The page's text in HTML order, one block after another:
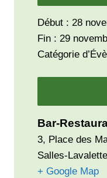
Début : 28
Fin : 29
Catégorie
Bar-
3, Place des
Salles-Lavalette
+ Google Map